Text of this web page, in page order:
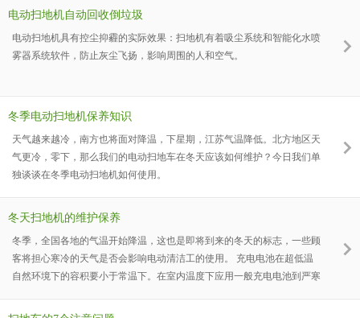
诺电动清扫车具有以下优点：
电动扫地机自动回收倒垃圾
电动扫地机具有控尘抑霾的实际效果：扫地机有着吸尘系统和智能化水喷
雾器系统软件，防止灰尘飞扬，影响周围的人和空气。
冬季电动扫地机保养知识
天气越来越冷，南方也将面对降温，下星期，江苏气温降低。北方地区天
气更冷，零下，那么我们的电动扫地车在冬天应该如何维护？今日我们单
独谈谈在冬季电动扫地机如何使用。
冬天扫地机的维护保养
冬季，全国各地的气温开始降温，这也是即将到来的冬天的标志，一些顾
客将担心寒冷的天气是否会影响电动清洁工的使用。 充电电池在超低温
自然环境下的容积要小于常温下。在室内温度下应用一般充电电池到严寒
修保养工作中立即查验电瓶的存储状况。 首先选择合适的润滑油,随着温